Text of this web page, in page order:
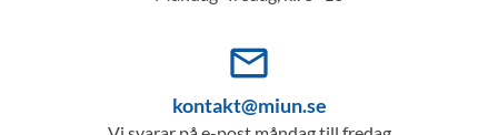
mail_outline
kontakt@miun.se